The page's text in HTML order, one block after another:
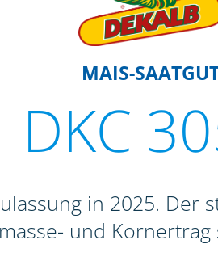
MAIS-
DKC
in 2025.
und